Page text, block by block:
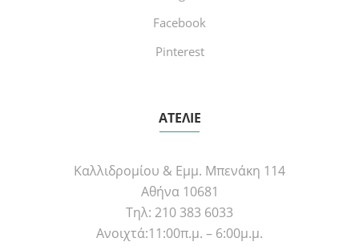
Facebook
Pinterest
ΑΤΕΛΙΕ
Καλλιδρομίου & Εμμ. Μπενάκη 114
Αθήνα 10681
Τηλ: 210 383 6033
Ανοιχτά:11:00π.μ. – 6:00μ.μ.